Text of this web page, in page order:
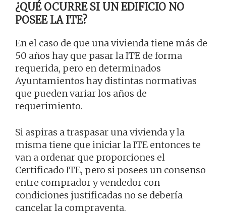
¿QUÉ OCURRE SI UN EDIFICIO NO
POSEE LA ITE?
En el caso de que una vivienda tiene más de
50 años hay que pasar la ITE de forma
requerida, pero en determinados
Ayuntamientos hay distintas normativas
que pueden variar los años de
requerimiento.
Si aspiras a traspasar una vivienda y la
misma tiene que iniciar la ITE entonces te
van a ordenar que proporciones el
Certificado ITE, pero si posees un consenso
entre comprador y vendedor con
condiciones justificadas no se debería
cancelar la compraventa.